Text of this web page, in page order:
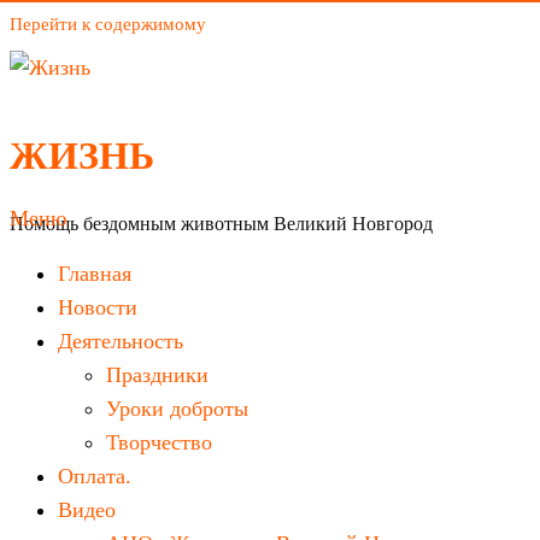
Перейти к содержимому
ЖИЗНЬ
Помощь бездомным животным Великий Новгород
Меню
Главная
Новости
Деятельность
Праздники
Уроки доброты
Творчество
Оплата.
Видео